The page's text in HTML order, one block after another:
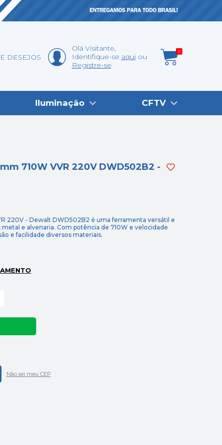
DESEJOS
Olá Visitante,
Identifique-se aqui
Registre-se
0
Iluminação CFTV
710W VVR 220V DWD502B2 -
220V - Dewalt DWD502B2 é uma ferramenta versátil e
e alvenaria. Com potência de 710W e velocidade
e facilidade diversos materiais.